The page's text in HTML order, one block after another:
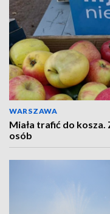
WARSZAWA
Miała trafić do
osób